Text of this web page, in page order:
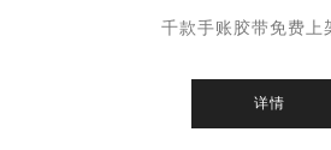
千款手账胶带免费上
详情